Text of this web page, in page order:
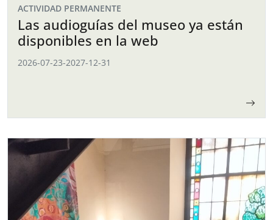
ACTIVIDAD PERMANENTE
Las audioguías del museo ya están
disponibles en la web
2026-07-23-2027-12-31